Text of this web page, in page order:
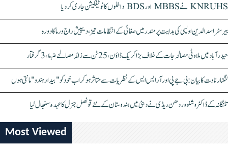
KNRUHS نے MBBS اور BDS داخلوں کا نوٹیفکیشن جاری کر دیا
بیرسٹر اسدالدین اویسی کی ہدایت پر مندر میں صفائی کے انتظامات تیز، دیپیش راج ورما کا دورہ
حیدرآباد میں ملاوٹی مصالحہ جات کے خلاف بڑا کریک ڈاؤن، 25 ٹن سے زائد مصالحے ضبط، 3 گرفتار
کنگنا رناوت کا بیان: بی جے پی اور آر ایس ایس کے نظریات سے متاثر ہو کر اب خود کو "بیدار ہندو" مانتی ہوں
تلنگانہ کے ڈاکٹر وشنو وردھن ریڈی نے دبئی میں ہندوستان کے نئے قونصل جنرل کا عہدہ سنبھال لیا
Most Viewed